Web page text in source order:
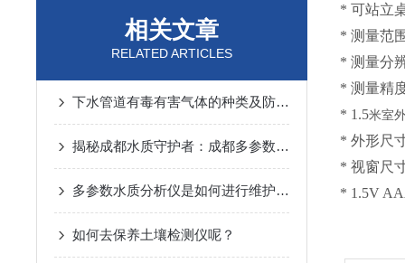
相关文章
RELATED ARTICLES
下水管道有毒有害气体的种类及防护措施
揭秘成都水质守护者：成都多参数水质检测仪内部构造大公开！
多参数水质分析仪是如何进行维护的呢？
如何去保养土壤检测仪呢？
* 可站立
* 测量范
* 测量分
* 测量精
* 1.5米室
* 外形尺
* 视窗尺
* 1.5V